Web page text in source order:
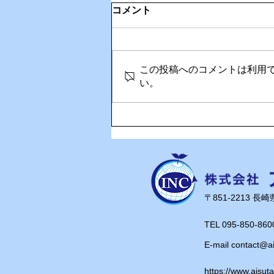
🎉Happy Birthday！奥さん
コメント
この投稿へのコメントは利用
い。
〒851-2213 長崎
TEL 095-850-
E-mail
https://